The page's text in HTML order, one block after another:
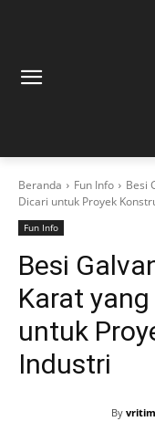
Beranda Fun Info
Besi
Dicari untuk Proyek
Fun Info
Besi
Karat
untuk
Industri
By